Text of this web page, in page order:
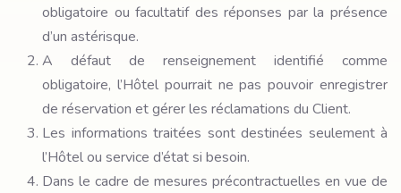
obligatoire ou facultatif des réponses par la présence
d’un astérisque.
A défaut de renseignement identifié comme
obligatoire, l’Hôtel pourrait ne pas pouvoir enregistrer
de réservation et gérer les réclamations du Client.
Les informations traitées sont destinées seulement à
l’Hôtel ou service d’état si besoin.
Dans le cadre de mesures précontractuelles en vue de